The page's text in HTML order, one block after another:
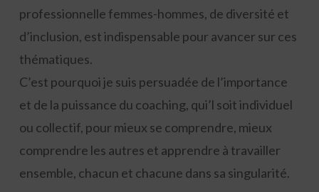
professionnelle femmes-hommes, de diversité et
d’inclusion, est indispensable pour avancer sur ces
thématiques.
C’est pourquoi je suis persuadée de l’importance
et de la puissance du coaching, qui’l soit individuel
ou collectif, pour mieux se comprendre, mieux
comprendre les autres et apprendre à travailler
ensemble, chacun et chacune dans sa singularité.